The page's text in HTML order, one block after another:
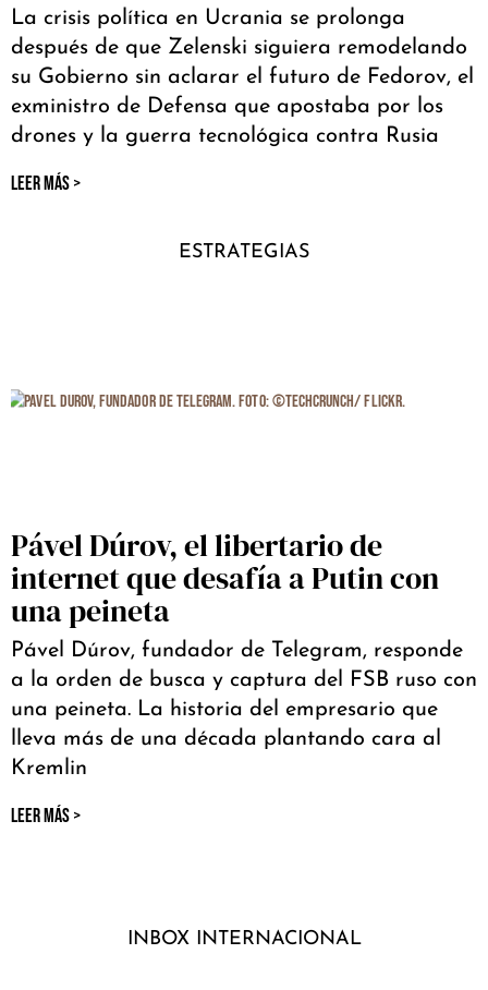
La crisis política en Ucrania se prolonga
después de que Zelenski siguiera remodelando
su Gobierno sin aclarar el futuro de Fedorov, el
exministro de Defensa que apostaba por los
drones y la guerra tecnológica contra Rusia
LEER MÁS >
ESTRATEGIAS
Pável Dúrov, el libertario de
internet que desafía a Putin con
una peineta
Pável Dúrov, fundador de Telegram, responde
a la orden de busca y captura del FSB ruso con
una peineta. La historia del empresario que
lleva más de una década plantando cara al
Kremlin
LEER MÁS >
INBOX INTERNACIONAL